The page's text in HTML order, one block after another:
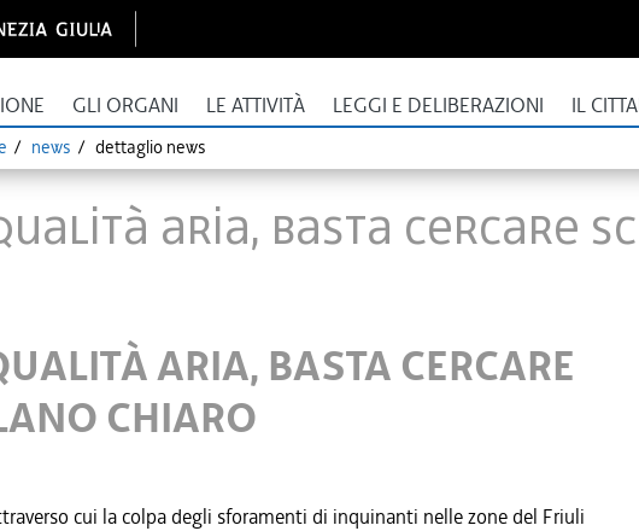
GLI ORGANI LE ATTIVITÀ LEGGI E DELIBERAZIONI IL
news dettaglio news
ARIA, BASTA CERCARE
ARIA, BASTA CERCARE
CHIARO
cui la colpa degli sforamenti di inquinanti nelle zone del Friuli